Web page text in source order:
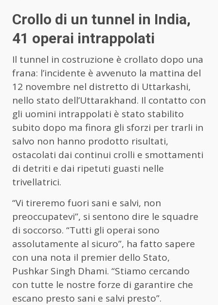
Crollo di un tunnel in India,
41 operai intrappolati
Il tunnel in costruzione è crollato dopo una
frana: l’incidente è avvenuto la mattina del
12 novembre nel distretto di Uttarkashi,
nello stato dell’Uttarakhand. Il contatto con
gli uomini intrappolati è stato stabilito
subito dopo ma finora gli sforzi per trarli in
salvo non hanno prodotto risultati,
ostacolati dai continui crolli e smottamenti
di detriti e dai ripetuti guasti nelle
trivellatrici.
“Vi tireremo fuori sani e salvi, non
preoccupatevi”, si sentono dire le squadre
di soccorso. “Tutti gli operai sono
assolutamente al sicuro”, ha fatto sapere
con una nota il premier dello Stato,
Pushkar Singh Dhami. “Stiamo cercando
con tutte le nostre forze di garantire che
escano presto sani e salvi presto”.